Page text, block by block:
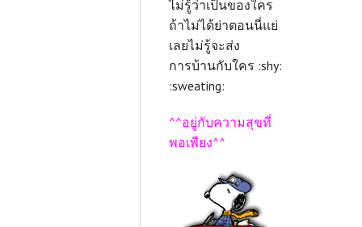
ไม่รู้ว่าเป็นของใคร
ถ้าไม่ได้ย่าตอนนี่แย่
เลยไม่รู้จะส่ง
การบ้านกับใคร :shy:
:sweating:
^^อยู่กับความสุขที่
พอเพียง^^